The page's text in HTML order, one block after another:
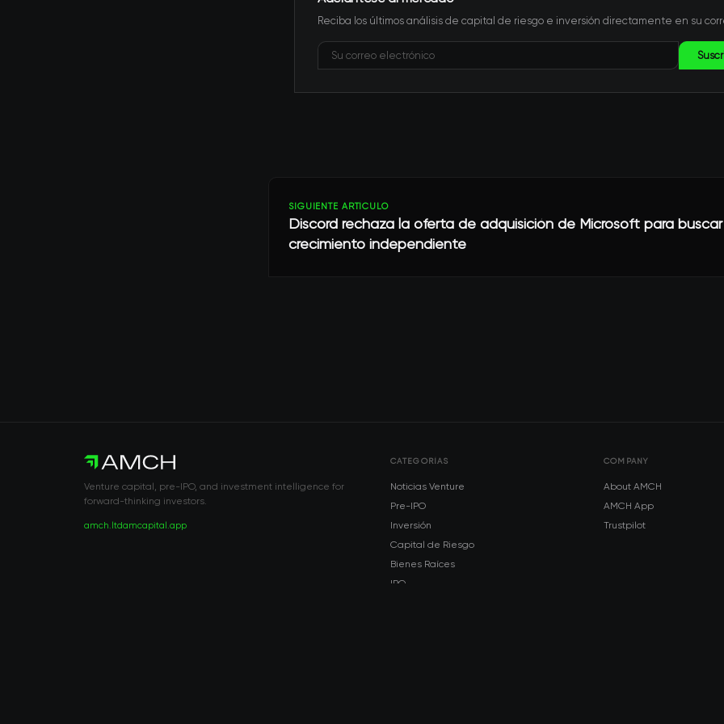
Reciba los últimos análisis de capital de riesgo e inversión directamente en su
SIGUIENTE ARTÍCULO
Discord rechaza la oferta de adquisición de Microsoft para
crecimiento independiente
Venture capital, pre-IPO, and investment intelligence for
forward-thinking investors.
amch.ltdamcapital.app
CATEGORÍAS
Noticias Venture
Pre-IPO
Inversión
Capital de Riesgo
Bienes Raíces
IPO
COMPANY
About AMCH
AMCH App
Trustpilot